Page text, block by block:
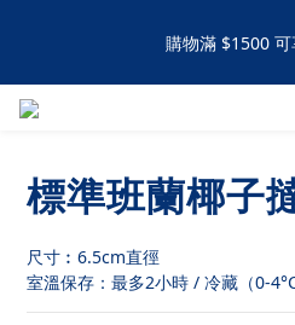
購物滿 $1500
手工撻 / 曲奇購買滿60件可享有九
購物滿 $1500 可
標準班蘭椰子
尺寸︰6.5cm直徑
室溫保存：最多2小時 / 冷藏（0-